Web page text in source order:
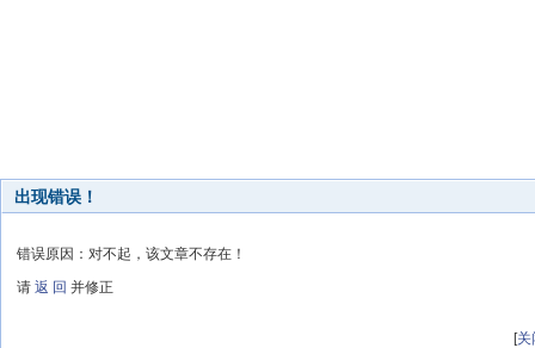
出现错误！
错误原因：对不起，该文章不存在！
请 返 回 并修正
[关